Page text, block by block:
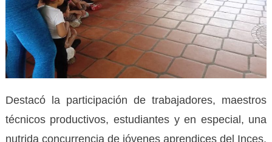
Destacó la participación de trabajadores, maestros
técnicos productivos, estudiantes y en especial, una
nutrida concurrencia de jóvenes aprendices del Inces,